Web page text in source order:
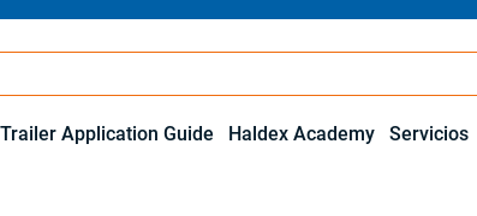
Trailer Application Guide Haldex Academy Servicios